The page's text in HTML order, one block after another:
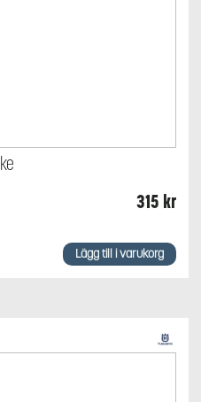
315 kr
Lägg till i varukorg